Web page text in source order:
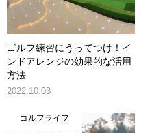
ゴルフ練習にうってつけ！イ
ンドアレンジの効果的な活用
方法
2022.10.03
ゴルフライフ